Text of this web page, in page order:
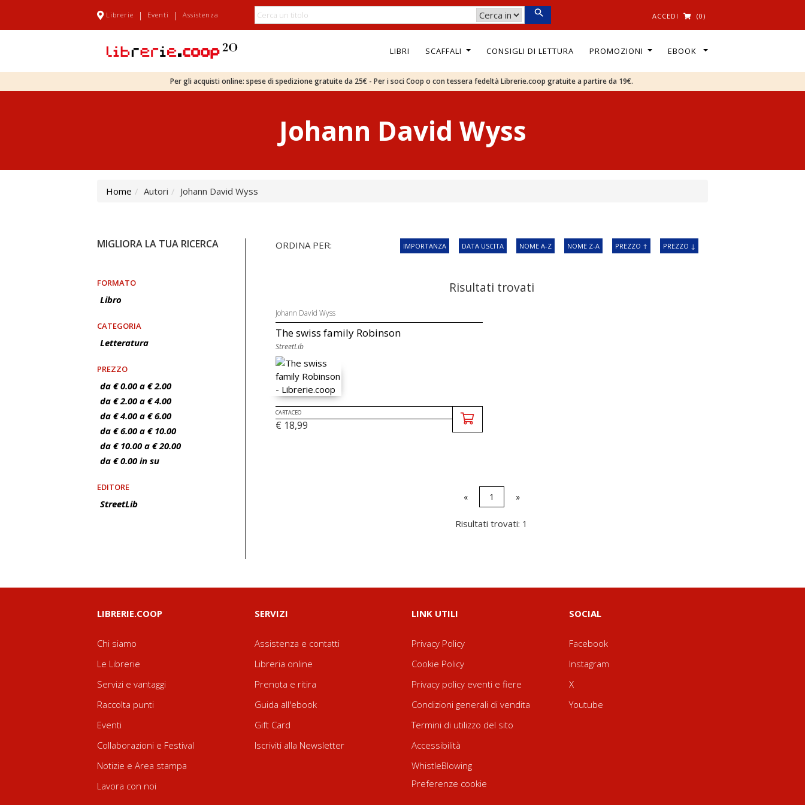
Librerie | Eventi | Assistenza ACCEDI (0)
LIBRI SCAFFALI CONSIGLI DI LETTURA PROMOZIONI EBOOK
Per gli acquisti online: spese di spedizione gratuite da 25€ - Per i soci Coop o con tessera fedeltà Librerie.coop gratuite a partire da 19€.
Johann David Wyss
Home Autori Johann David Wyss
MIGLIORA LA TUA RICERCA
FORMATO
Libro
CATEGORIA
Letteratura
PREZZO
da € 0.00 a € 2.00
da € 2.00 a € 4.00
da € 4.00 a € 6.00
da € 6.00 a € 10.00
da € 10.00 a € 20.00
da € 0.00 in su
EDITORE
StreetLib
ORDINA PER: IMPORTANZA DATA USCITA NOME A-Z NOME Z-A PREZZO ↑ PREZZO ↓
Risultati trovati
Johann David Wyss
The swiss family Robinson
StreetLib
CARTACEO
€ 18,99
« 1 »
Risultati trovati: 1
LIBRERIE.COOP
Chi siamo
Le Librerie
Servizi e vantaggi
Raccolta punti
Eventi
Collaborazioni e Festival
Notizie e Area stampa
Lavora con noi
SERVIZI
Assistenza e contatti
Libreria online
Prenota e ritira
Guida all'ebook
Gift Card
Iscriviti alla Newsletter
LINK UTILI
Privacy Policy
Cookie Policy
Privacy policy eventi e fiere
Condizioni generali di vendita
Termini di utilizzo del sito
Accessibilità
WhistleBlowing
Preferenze cookie
SOCIAL
Facebook
Instagram
X
Youtube